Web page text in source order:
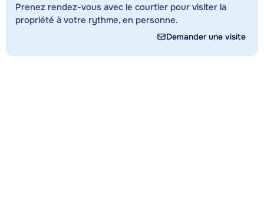
Prenez rendez-vous avec le courtier pour visiter la
propriété à votre rythme, en personne.
Demander une visite